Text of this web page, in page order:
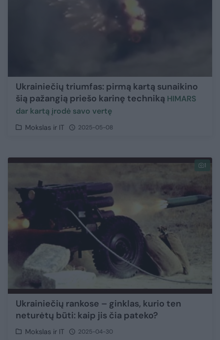
Ukrainiečių triumfas: pirmą kartą sunaikino
šią pažangią priešo karinę techniką ​HIMARS
dar kartą įrodė savo vertę
Mokslas ir IT 2025-05-08
1
Ukrainiečių rankose – ginklas, kurio ten
neturėtų būti: kaip jis čia pateko?
Mokslas ir IT 2025-04-30